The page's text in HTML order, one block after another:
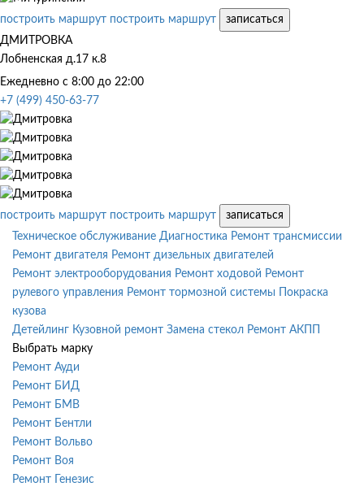
построить маршрут построить маршрут
записаться
ДМИТРОВКА
Лобненская д.17 к.8
Ежедневно с 8:00 до 22:00
+7 (499) 450-63-77
построить маршрут построить маршрут
записаться
Техническое обслуживание Диагностика Ремонт трансмиссии
Ремонт двигателя Ремонт дизельных двигателей
Ремонт электрооборудования Ремонт ходовой Ремонт
рулевого управления Ремонт тормозной системы
Покраска
кузова
Детейлинг Кузовной ремонт Замена стекол Ремонт АКПП
Выбрать марку
Ремонт Ауди
Ремонт БИД
Ремонт БМВ
Ремонт Бентли
Ремонт Вольво
Ремонт Воя
Ремонт Генезис